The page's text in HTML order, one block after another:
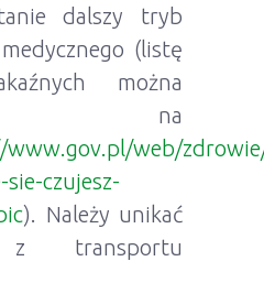
dalszy tryb
(listę
można
na
web/
czujesz-
). Należy unikać
z transportu